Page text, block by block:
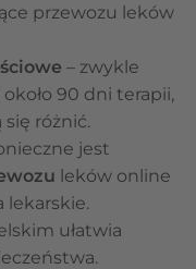
przewozu leków
– zwykle
90 dni terapii,
się różnić.
jest
leków online
lekarskie.
ułatwia